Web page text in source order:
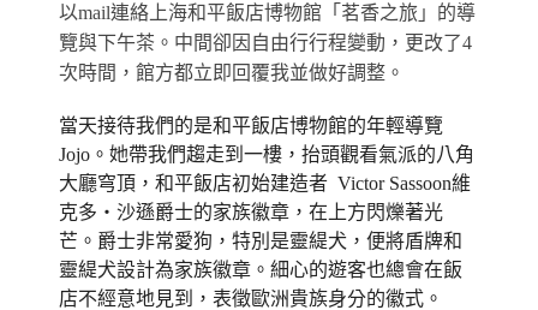
以mail連絡上海和平飯店博物館「茗香之旅」的導
覽與下午茶。 中間卻因自由行行程變動，更改了4
次時間，館方都立即回覆我並做好調整。
當天接待我們的是和平飯店博物館的年輕導覽
Jojo。她帶我們趨走到一樓，抬頭觀看氣派的八角
大廳穹頂，和平飯店初始建造者 Victor Sassoon維
克多‧沙遜爵士的家族徽章，在上方閃爍著光
芒 。 爵士非常愛狗，特別是靈緹犬，便將盾牌和
靈緹犬設計為家族徽章。細心的遊客也總會在飯
店不經意地見到，表徵歐洲貴族身分的徽式。